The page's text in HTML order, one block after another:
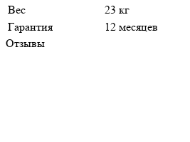
Вес
23 кг
Гарантия
12 месяцев
Отзывы